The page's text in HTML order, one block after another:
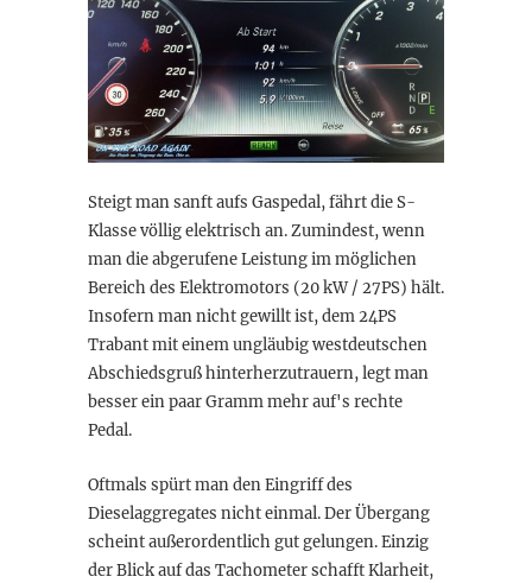
Steigt man sanft aufs Gaspedal, fährt die S-
Klasse völlig elektrisch an. Zumindest, wenn
man die abgerufene Leistung im möglichen
Bereich des Elektromotors (20 kW / 27PS) hält.
Insofern man nicht gewillt ist, dem 24PS
Trabant mit einem ungläubig westdeutschen
Abschiedsgruß hinterherzutrauern, legt man
besser ein paar Gramm mehr auf's rechte
Pedal.
Oftmals spürt man den Eingriff des
Dieselaggregates nicht einmal. Der Übergang
scheint außerordentlich gut gelungen. Einzig
der Blick auf das Tachometer schafft Klarheit,